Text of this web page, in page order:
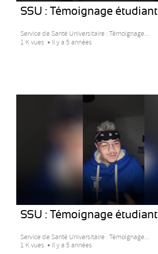
SSU : Témoignage étudiant
Service de Santé Universitaire : Témoignage...
1 K vues
Il y a 5 années
SSU : Témoignage étudiant
Service de Santé Universitaire : Témoignage...
1 K vues
Il y a 5 années